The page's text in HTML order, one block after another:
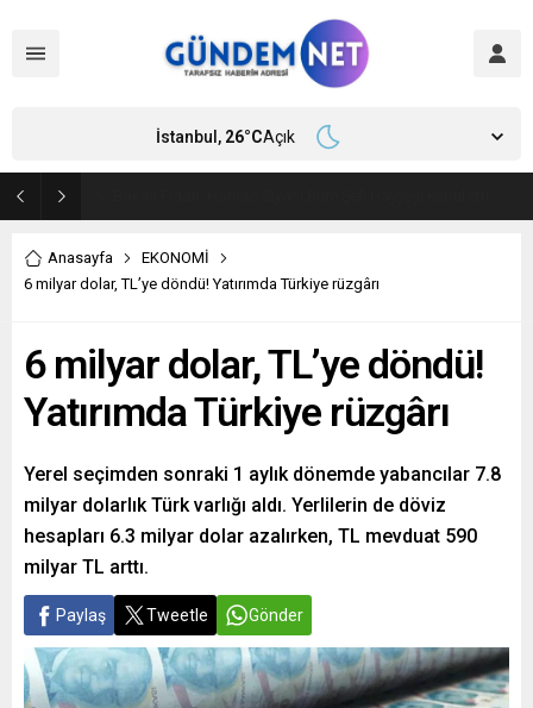
İstanbul, 26°CAçık
Anasayfa
EKONOMİ
6 milyar dolar, TL’ye döndü! Yatırımda Türkiye rüzgârı
6 milyar dolar, TL’ye döndü!
Yatırımda Türkiye rüzgârı
Yerel seçimden sonraki 1 aylık dönemde yabancılar 7.8
milyar dolarlık Türk varlığı aldı. Yerlilerin de döviz
hesapları 6.3 milyar dolar azalırken, TL mevduat 590
milyar TL arttı.
Paylaş Tweetle Gönder